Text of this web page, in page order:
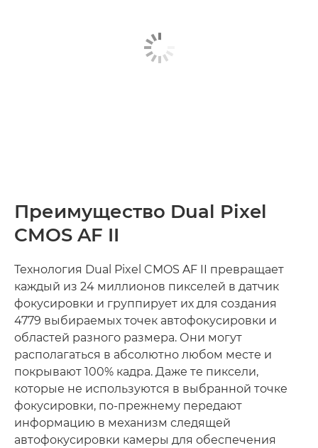
Преимущество Dual Pixel
CMOS AF II
Технология Dual Pixel CMOS AF II превращает
каждый из 24 миллионов пикселей в датчик
фокусировки и группирует их для создания
4779 выбираемых точек автофокусировки и
областей разного размера. Они могут
располагаться в абсолютно любом месте и
покрывают 100% кадра. Даже те пиксели,
которые не используются в выбранной точке
фокусировки, по-прежнему передают
информацию в механизм следящей
автофокусировки камеры для обеспечения